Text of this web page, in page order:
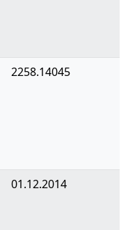
2258.14045
01.12.2014